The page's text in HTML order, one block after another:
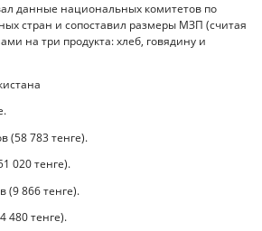
данные национальных комитетов по
стран и сопоставил размеры МЗП (считая
на три продукта: хлеб, говядину и
(58 783 тенге).
020 тенге).
(9 866 тенге).
480 тенге).